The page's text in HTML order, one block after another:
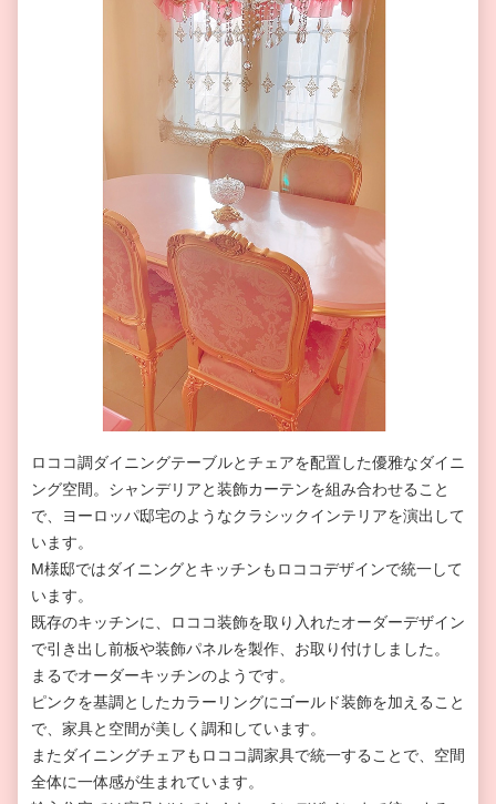
ロココ調ダイニングテーブルとチェアを配置した優雅なダイニ
ング空間。シャンデリアと装飾カーテンを組み合わせること
で、ヨーロッパ邸宅のようなクラシックインテリアを演出して
います。
M様邸ではダイニングとキッチンもロココデザインで統一して
います。
既存のキッチンに、ロココ装飾を取り入れたオーダーデザイン
で引き出し前板や装飾パネルを製作、お取り付けしました。
まるでオーダーキッチンのようです。
ピンクを基調としたカラーリングにゴールド装飾を加えること
で、家具と空間が美しく調和しています。
またダイニングチェアもロココ調家具で統一することで、空間
全体に一体感が生まれています。